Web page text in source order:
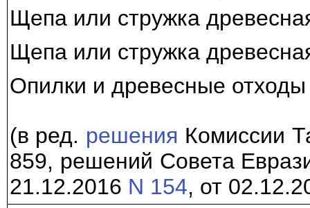
Щепа или стружка
Щепа или стружка
Опилки и древесные
(в ред. решения Комиссии
859, решений Совета
21.12.2016 N 154, от